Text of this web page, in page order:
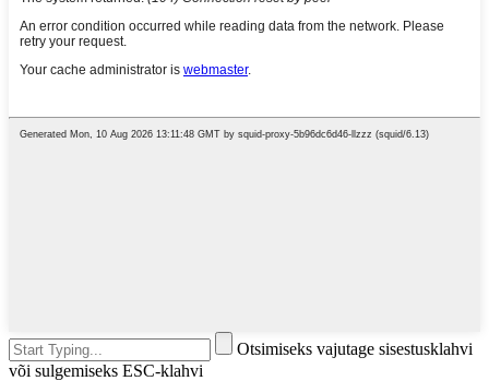
Otsimiseks vajutage sisestusklahvi
või sulgemiseks ESC-klahvi